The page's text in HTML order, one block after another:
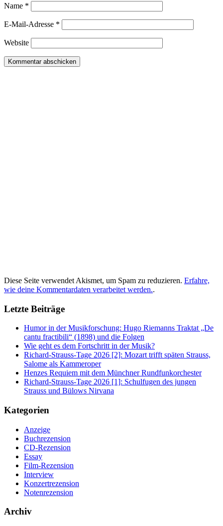
Name *
E-Mail-Adresse *
Website
Diese Seite verwendet Akismet, um Spam zu reduzieren. Erfahre,
wie deine Kommentardaten verarbeitet werden..
Letzte Beiträge
Humor in der Musikforschung: Hugo Riemanns Traktat „De
cantu fractibili“ (1898) und die Folgen
Wie geht es dem Fortschritt in der Musik?
Richard-Strauss-Tage 2026 [2]: Mozart trifft späten Strauss,
Salome als Kammeroper
Henzes Requiem mit dem Münchner Rundfunkorchester
Richard-Strauss-Tage 2026 [1]: Schulfugen des jungen
Strauss und Bülows Nirvana
Kategorien
Anzeige
Buchrezension
CD-Rezension
Essay
Film-Rezension
Interview
Konzertrezension
Notenrezension
Archiv